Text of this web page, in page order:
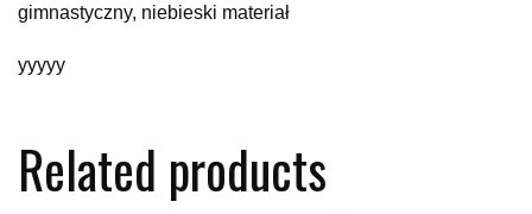
gimnastyczny, niebieski materiał
yyyyy
Related products